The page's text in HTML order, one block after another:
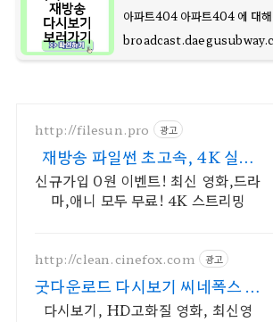
아파트404 아파트404 에 대
tvN의 새 예능 프로그램 '아파
극을 통해 제니와 유재석의 재
변천사와 현대인들의 관심사를
http://filesun.pro 광고
재방송 파일썬 초고속, 4K 실시
간 보기!
신규가입 0원 이벤트! 최신 영화,드라
마,애니 모두 무료! 4K 스트리밍
http://clean.cinefox.com 광고
굿다운로드 다시보기 씨네폭스 중
드 일드 30%할인
다시보기, HD고화질 영화, 최신영